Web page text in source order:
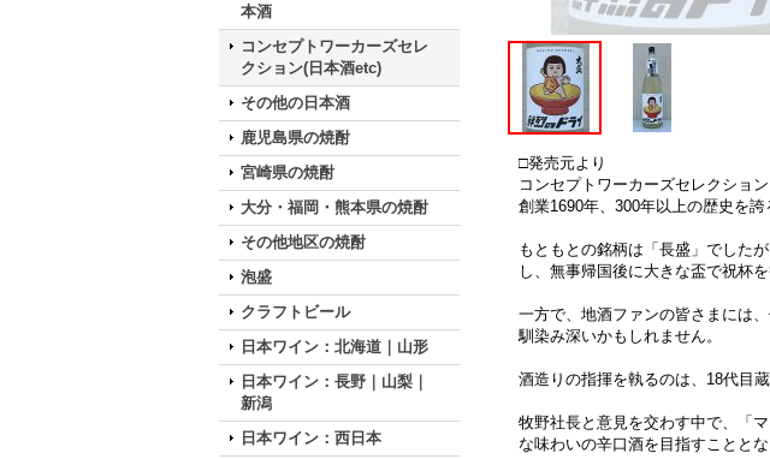
本酒
コンセプトワーカーズセレ
クション(日本酒etc)
その他の日本酒
鹿児島県の焼酎
宮崎県の焼酎
大分・福岡・熊本県の焼酎
その他地区の焼酎
泡盛
クラフトビール
日本ワイン：北海道｜山形
日本ワイン：長野｜山梨｜
新潟
日本ワイン：西日本
□発売元より
コンセプトワーカーズセレクショ
創業1690年、300年以上の歴史を
もともとの銘柄は「長盛」でした
し、無事帰国後に大きな盃で祝杯
一方で、地酒ファンの皆さまには
馴染み深いかもしれません。
酒造りの指揮を執るのは、18代目
牧野社長と意見を交わす中で、「
な味わいの辛口酒を目指すこととな